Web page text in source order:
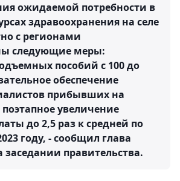
ожидаемой потребности в
здравоохранения на селе
с регионами
следующие меры:
пособий с 100 до
обеспечение
прибывших на
поэтапное увеличение
до 2,5 раз к средней по
году, - сообщил глава
правительства.